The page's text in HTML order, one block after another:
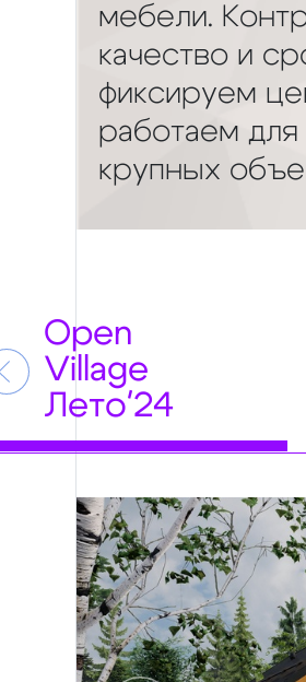
мебели.
качество и
фиксируем
работаем для
крупных
Open
Village
Лето'24